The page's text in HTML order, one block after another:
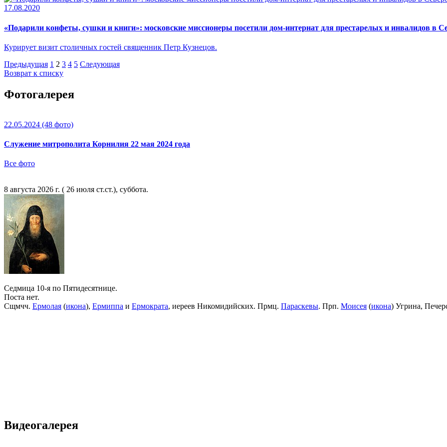
17.08.2020
«Подарили конфеты, сушки и книги»: московские миссионеры посетили дом-интернат для престарелых и инвалидов в
Курирует визит столичных гостей священник Петр Кузнецов.
Предыдущая 1 2 3 4 5 Следующая
Возврат к списку
Фотогалерея
22.05.2024 (48 фото)
Служение митрополита Корнилия 22 мая 2024 года
Все фото
8 августа 2026 г. ( 26 июля ст.ст.), суббота.
Седмица 10-я по Пятидесятнице.
Поста нет.
Сщмчч. Ермолая (икона), Ермиппа и Ермократа, иереев Никомидийских. Прмц. Параскевы. Прп. Моисея (икона) Угрина,
Видеогалерея